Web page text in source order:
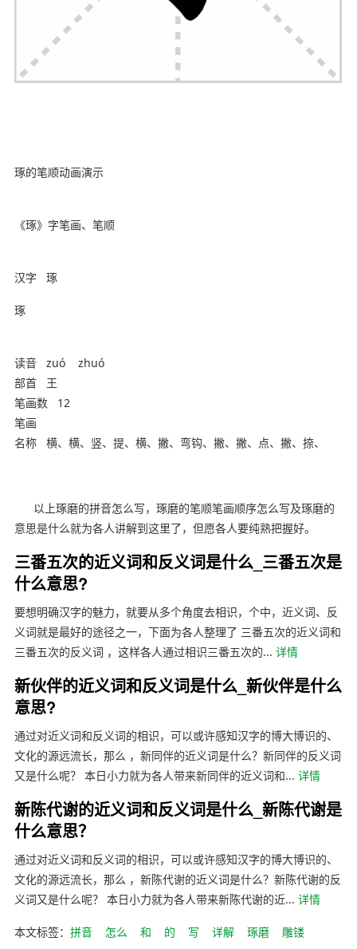
琢的笔顺动画演示
《琢》字笔画、笔顺
汉字 琢
琢
读音
zuó zhuó
部首
王
笔画数
12
笔画
名称
横、横、竖、提、横、撇、弯钩、撇、撇、点、撇、捺、
以上琢磨的拼音怎么写，琢磨的笔顺笔画顺序怎么写及琢磨的
意思是什么就为各人讲解到这里了，但愿各人要纯熟把握好。
三番五次的近义词和反义词是什么_三番五次是
什么意思?
要想明确汉字的魅力，就要从多个角度去相识，个中，近义词、反
义词就是最好的途径之一，下面为各人整理了 三番五次的近义词和
三番五次的反义词 ，这样各人通过相识三番五次的... 详情
新伙伴的近义词和反义词是什么_新伙伴是什么
意思?
通过对近义词和反义词的相识，可以或许感知汉字的博大博识的、
文化的源远流长，那么 ，新同伴的近义词是什么？新同伴的反义词
又是什么呢？ 本日小力就为各人带来新同伴的近义词和... 详情
新陈代谢的近义词和反义词是什么_新陈代谢是
什么意思？
通过对近义词和反义词的相识，可以或许感知汉字的博大博识的、
文化的源远流长，那么 ，新陈代谢的近义词是什么？新陈代谢的反
义词又是什么呢？ 本日小力就为各人带来新陈代谢的近... 详情
本文标签： 拼音 怎么 和 的 写 详解 琢磨 雕镂